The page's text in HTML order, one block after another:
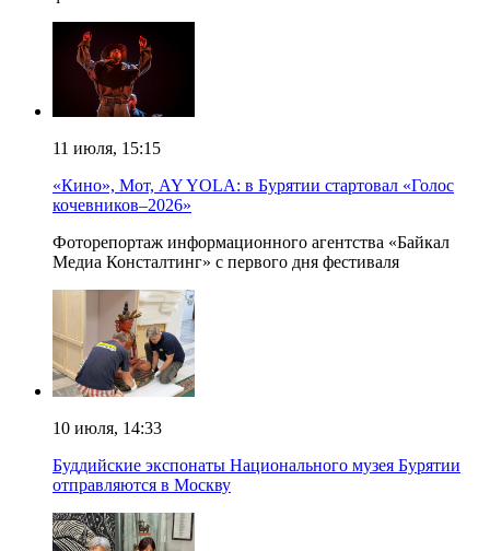
11 июля, 15:15
«Кино», Мот, AY YOLA: в Бурятии стартовал «Голос
кочевников–2026»
Фоторепортаж информационного агентства «Байкал
Медиа Консталтинг» с первого дня фестиваля
10 июля, 14:33
Буддийские экспонаты Национального музея Бурятии
отправляются в Москву